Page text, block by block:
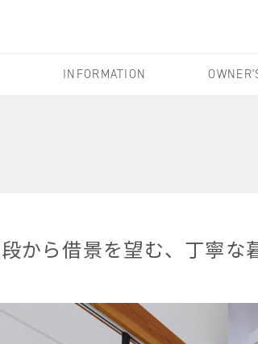
INFORMATION
から借景を望む、丁寧な